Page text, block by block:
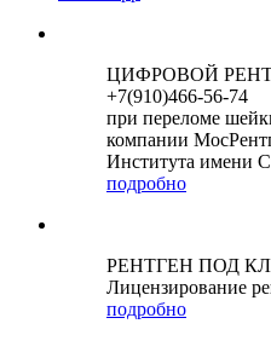
ЦИФРОВОЙ
+7(910)466-56-74
при переломе
компании
Института имени
подробно
РЕНТГЕН ПОД
Лицензирование
подробно